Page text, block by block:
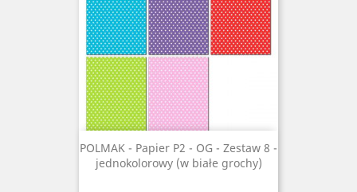
POLMAK - Papier P2 - OG - Zestaw 8 -
jednokolorowy (w białe grochy)